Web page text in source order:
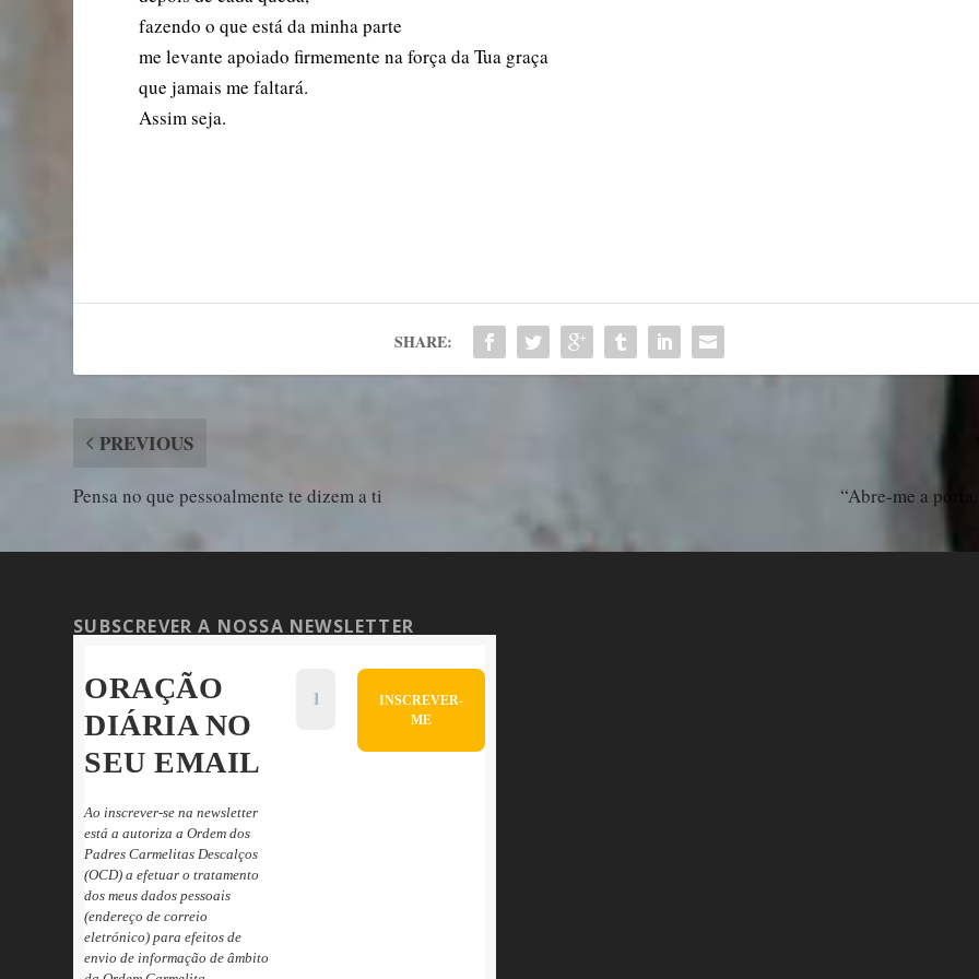
fazendo o que está da minha parte
me levante apoiado firmemente na força da Tua graça
que jamais me faltará.
Assim seja.
SHARE:
PREVIOUS
Pensa no que pessoalmente te dizem a ti “Abre-me a
SUBSCREVER A NOSSA NEWSLETTER
ORAÇÃO
DIÁRIA NO
SEU EMAIL
Ao inscrever-se na newsletter
está a autoriza a Ordem dos
Padres Carmelitas Descalços
(OCD) a efetuar o tratamento
dos meus dados pessoais
(endereço de correio
eletrónico) para efeitos de
envio de informação de âmbito